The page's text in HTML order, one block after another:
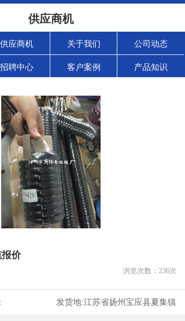
供应商机
供应商机 关于我们 公司动态
招聘中心 客户案例 产品知识
报价
浏览次数： 236次
发货地:江苏省扬州宝应县夏集镇